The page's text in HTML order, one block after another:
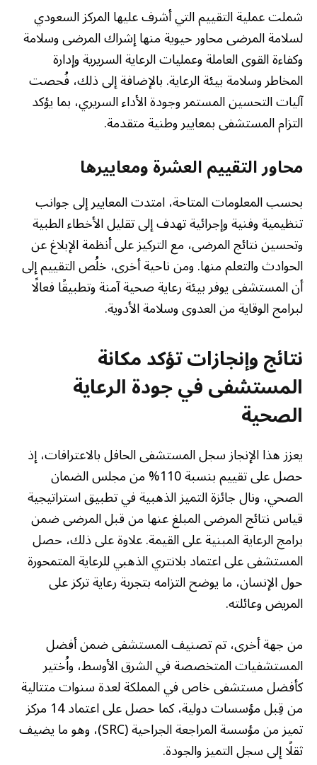
شملت عملية التقييم التي أشرف عليها المركز السعودي
لسلامة المرضى محاور حيوية منها إشراك المرضى وسلامة
وكفاءة القوى العاملة وعمليات الرعاية السريرية وإدارة
المخاطر وسلامة بيئة الرعاية. بالإضافة إلى ذلك، فُحصت
آليات التحسين المستمر وجودة الأداء السريري، بما يؤكد
التزام المستشفى بمعايير وطنية متقدمة.
محاور التقييم العشرة ومعاييرها
بحسب المعلومات المتاحة، امتدت المعايير إلى جوانب
تنظيمية وفنية وإجرائية تهدف إلى تقليل الأخطاء الطبية
وتحسين نتائج المرضى، مع التركيز على أنظمة الإبلاغ عن
الحوادث والتعلم منها. ومن ناحية أخرى، خلُص التقييم إلى
أن المستشفى يوفر بيئة رعاية صحية آمنة وتطبيقًا فعالًا
لبرامج الوقاية من العدوى وسلامة الأدوية.
نتائج وإنجازات تؤكد مكانة
المستشفى في جودة الرعاية
الصحية
يعزز هذا الإنجاز سجل المستشفى الحافل بالاعترافات، إذ
حصل على تقييم بنسبة 110% من مجلس الضمان
الصحي، ونال جائزة التميز الذهبية في تطبيق استراتيجية
قياس نتائج المرضى المبلغ عنها من قبل المرضى ضمن
برامج الرعاية المبنية على القيمة. علاوة على ذلك، حصل
المستشفى على اعتماد بلانتري الذهبي للرعاية المتمحورة
حول الإنسان، ما يوضح التزامه بتجربة رعاية تركز على
المريض وعائلته.
من جهة أخرى، تم تصنيف المستشفى ضمن أفضل
المستشفيات المتخصصة في الشرق الأوسط، واُختير
كأفضل مستشفى خاص في المملكة لعدة سنوات متتالية
من قِبل مؤسسات دولية، كما حصل على اعتماد 14 مركز
تميز من مؤسسة المراجعة الجراحية (SRC)، وهو ما يضيف
ثقلًا إلى سجل التميز والجودة.